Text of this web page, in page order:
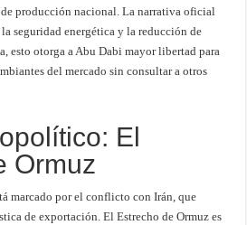
producción nacional. La narrativa oficial
seguridad energética y la reducción de
esto otorga a Abu Dabi mayor libertad para
del mercado sin consultar a otros
El
Ormuz
marcado por el conflicto con Irán, que
de exportación. El Estrecho de Ormuz es